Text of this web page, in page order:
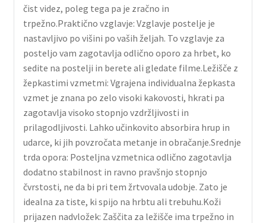
čist videz, poleg tega pa je zračno in
trpežno.Praktično vzglavje: Vzglavje postelje je
nastavljivo po višini po vaših željah. To vzglavje za
posteljo vam zagotavlja odlično oporo za hrbet, ko
sedite na postelji in berete ali gledate filme.Ležišče z
žepkastimi vzmetmi: Vgrajena individualna žepkasta
vzmet je znana po zelo visoki kakovosti, hkrati pa
zagotavlja visoko stopnjo vzdržljivosti in
prilagodljivosti. Lahko učinkovito absorbira hrup in
udarce, ki jih povzročata metanje in obračanje.Srednje
trda opora: Posteljna vzmetnica odlično zagotavlja
dodatno stabilnost in ravno pravšnjo stopnjo
čvrstosti, ne da bi pri tem žrtvovala udobje. Zato je
idealna za tiste, ki spijo na hrbtu ali trebuhu.Koži
prijazen nadvložek: Zaščita za ležišče ima trpežno in